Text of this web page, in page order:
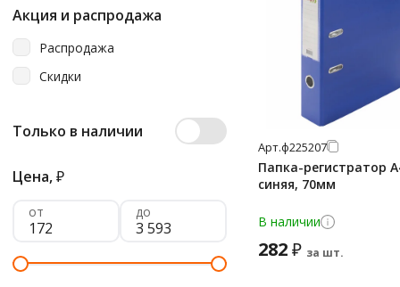
Акция и распродажа
Распродажа
Скидки
Только в наличии
Цена,₽
от до
Арт.ф225207
Папка-регистратор
синяя, 70мм
В наличии
282₽ за шт.